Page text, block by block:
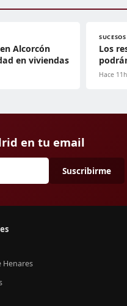
Alcorcón
en viviendas
SUCESOS
Los
Hace 11h
en tu email
Suscribirme
Henares